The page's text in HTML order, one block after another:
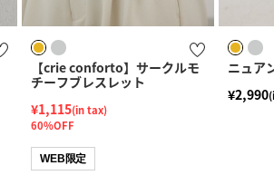
【crie conforto】サークルモ
チーフブレスレット
¥1,115(in tax)
60%OFF
WEB限定
ニュア
¥2,990